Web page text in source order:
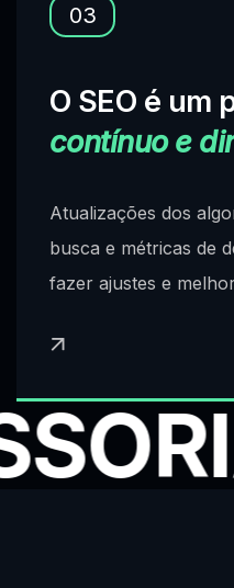
03
O SEO é um
contínuo e
Atualizações dos
busca e métricas de
fazer ajustes e